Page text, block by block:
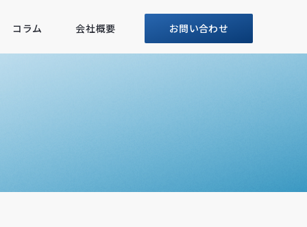
コラム 会社概要 お問い合わせ